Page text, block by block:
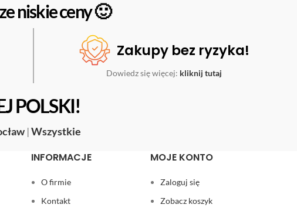
niskie ceny 🙂
Zakupy bez ryzyka!
Dowiedz się więcej: kliknij tutaj
POLSKI!
|Wszystkie
INFORMACJE
O firmie
Kontakt
MOJE KONTO
Zaloguj się
Zobacz koszyk